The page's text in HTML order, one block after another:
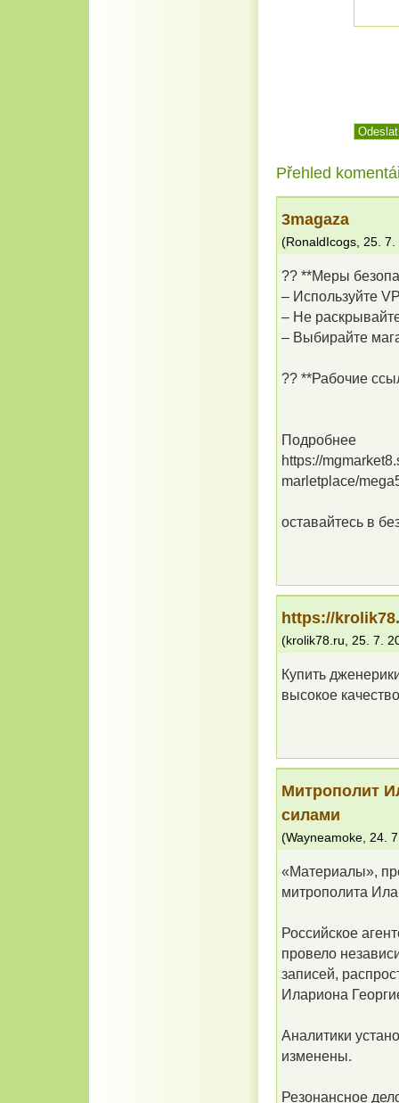
Přehled
3magaza
(RonaldIcogs 25. 7.
?? **Меры
– Используйте
– Не
– Выбирайте
?? **Рабочие
Подробнее
https://
marletplace/
оставайтесь в
https://
(krolik78.ru 25. 7.
Купить
высокое
Митрополит
силами
(Wayneamoke, 24.
«Материалы»,
митрополита
Российское
провело
записей,
Илариона
Аналитики
изменены.
Резонансное